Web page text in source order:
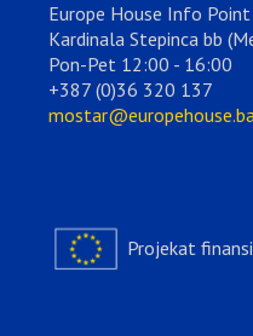
Europe House Info Point
Kardinala Stepinca bb
Pon-Pet 12:00 - 16:00
+387 (0)36 320 137
Projekat